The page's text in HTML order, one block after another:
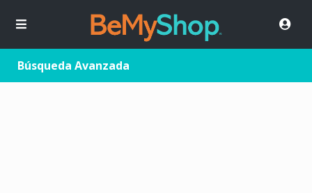
Búsqueda Avanzada